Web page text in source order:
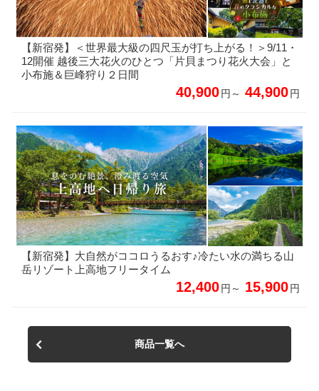
【新宿発】＜世界最大級の四尺玉が打ち上がる！＞9/11・
12開催 越後三大花火のひとつ「片貝まつり花火大会」と
小布施＆巨峰狩り２日間
40,900円～ 44,900円
【新宿発】大自然がココロうるおす♪冷たい水の満ちる山
岳リゾート上高地フリータイム
12,400円～ 15,900円
商品一覧へ